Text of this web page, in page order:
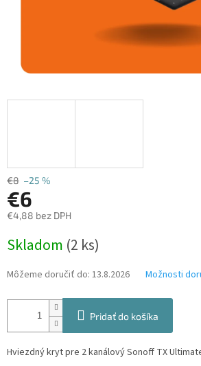
€8 –25 %
€6
€4,88 bez DPH
cena:
Skladom (2 ks)
Môžeme doručiť do: 13.8.2026 Možnosti
Pridať do košíka
Hviezdný kryt pre 2 kanálový Sonoff TX